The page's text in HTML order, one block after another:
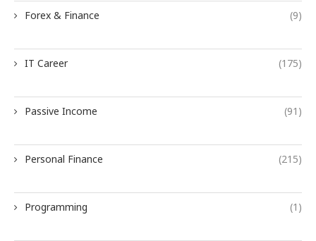
Forex & Finance (9)
IT Career (175)
Passive Income (91)
Personal Finance (215)
Programming (1)